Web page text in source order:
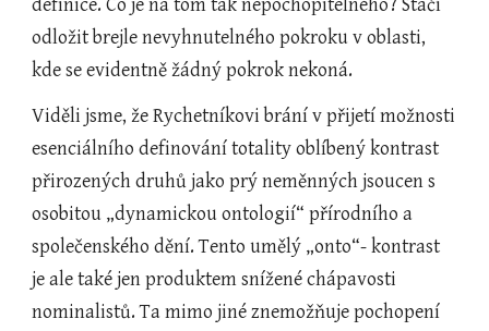
definice. Co je na tom tak nepochopitelného? Stačí
odložit brejle nevyhnutelného pokroku v oblasti,
kde se evidentně žádný pokrok nekoná.
Viděli jsme, že Rychetníkovi brání v přijetí možnosti
esenciálního definování totality oblíbený kontrast
přirozených druhů jako prý neměnných jsoucen s
osobitou „dynamickou ontologií“ přírodního a
společenského dění. Tento umělý „onto“- kontrast
je ale také jen produktem snížené chápavosti
nominalistů. Ta mimo jiné znemožňuje pochopení